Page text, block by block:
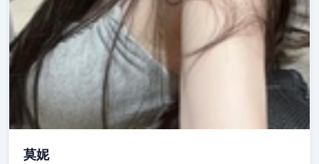
莫妮